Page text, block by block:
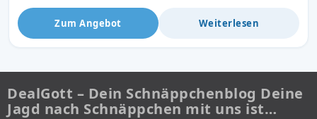
Zum Angebot Weiterlesen
DealGott – Dein Schnäppchenblog Deine
Jagd nach Schnäppchen mit uns ist…